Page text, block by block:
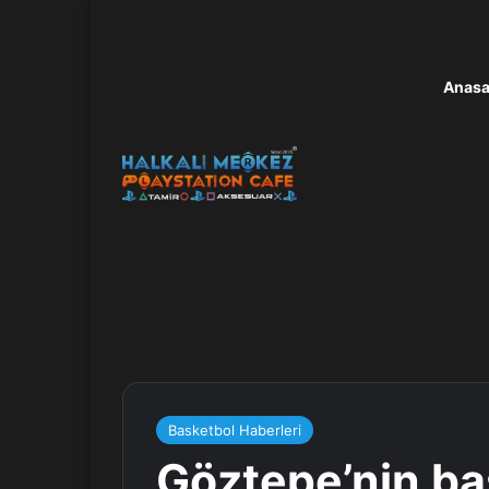
Basketbol Haberleri